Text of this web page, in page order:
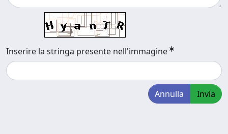
Inserire la stringa presente nell'immagine
Annulla Invia